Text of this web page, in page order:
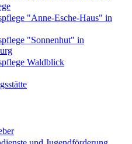
"Anne-Esche-Haus" in
"Sonnenhut" in
Waldblick